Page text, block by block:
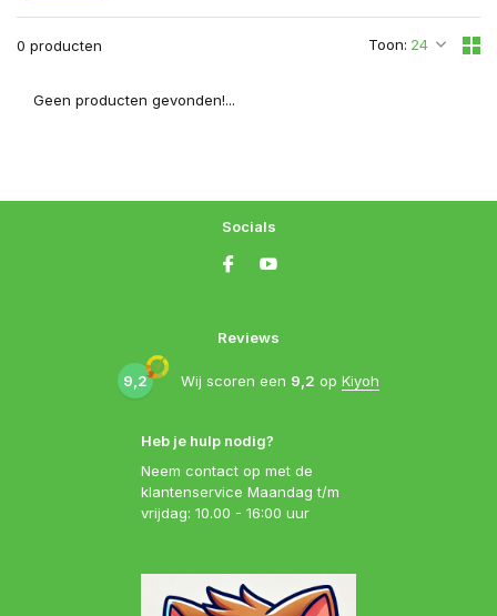
0 producten Toon:
Geen producten gevonden!...
Heb je hulp nodig?
Neem contact op met de
klantenservice Maandag t/m
vrijdag: 10.00 - 16:00 uur
Reviews
9,2 Wij scoren een 9,2 op Kiyoh
Socials